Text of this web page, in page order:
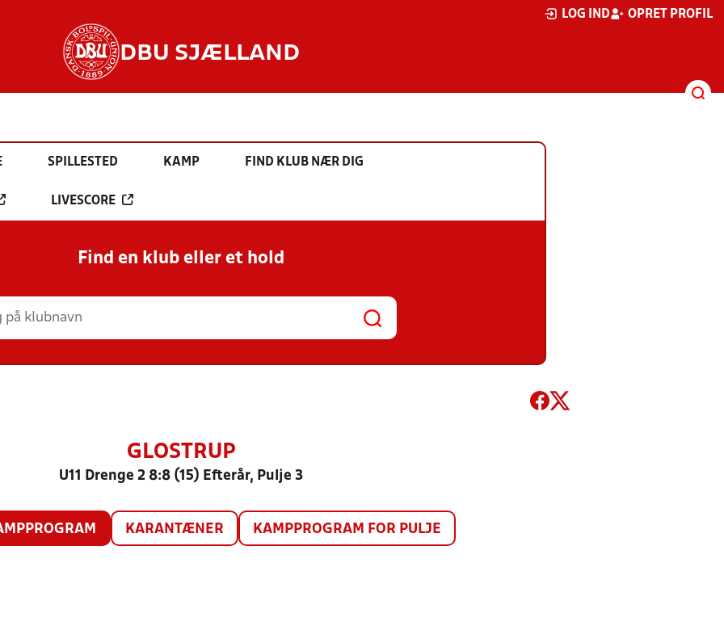
LOG IND OPRET PROFIL
DBU SJÆLLAND
SPILLESTED KAMP FIND KLUB NÆR DIG
LIVESCORE
Find en klub eller et hold
GLOSTRUP
U11 Drenge 2 8:8 (15) Efterår, Pulje 3
KARANTÆNER KAMPPROGRAM FOR PULJE